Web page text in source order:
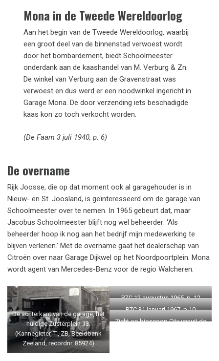
Mona in de Tweede Wereldoorlog
Aan het begin van de Tweede Wereldoorlog, waarbij
een groot deel van de binnenstad verwoest wordt
door het bombardement, biedt Schoolmeester
onderdank aan de kaashandel van M. Verburg & Zn.
De winkel van Verburg aan de Gravenstraat was
verwoest en dus werd er een noodwinkel ingericht in
Garage Mona. De door verzending iets beschadigde
kaas kon zo toch verkocht worden.
(De Faam 3 juli 1940, p. 6)
De overname
Rijk Joosse, die op dat moment ook al garagehouder is in
Nieuw- en St. Joosland, is geïnteresseerd om de garage van
Schoolmeester over te nemen. In 1965 gebeurt dat, maar
Jacobus Schoolmeester blijft nog wel beheerder: ‘Als
beheerder hoop ik nog aan het bedrijf mijn medewerking te
blijven verlenen.’ Met de overname gaat het dealerschap van
Citroën over naar Garage Dijkwel op het Noordpoortplein. Mona
wordt agent van Mercedes-Benz voor de regio Walcheren.
De achterkant van de garage, het
huidige Zusterplein 13.
(Kannegieter, T., ZB, Beeldbank
Zeeland, recordnr. 85924)
PZC 12 augustus 1965, p. 12
PZC 31 januari 1967, p 10
Zicht op bioscoop City vanuit de